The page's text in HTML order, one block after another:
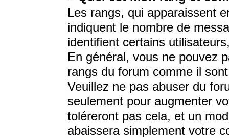
Les rangs, qui apparaissent
indiquent le nombre de
identifient certains
En général, vous ne pouvez
rangs du forum comme il
Veuillez ne pas abuser du
seulement pour augmenter
toléreront pas cela, et un
abaissera simplement votre